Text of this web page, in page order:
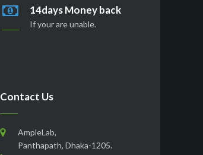
14days Money back
If your are unable.
Contact Us
AmpleLab,
Panthapath, Dhaka-1205.